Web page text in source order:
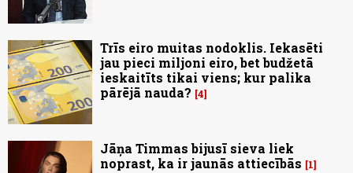
Trīs eiro muitas nodoklis. Iekasēti
jau pieci miljoni eiro, bet budžetā
ieskaitīts tikai viens; kur palika
pārējā nauda? 4
Jāņa Timmas bijusī sieva liek
noprast, ka ir jaunās attiecībās
1